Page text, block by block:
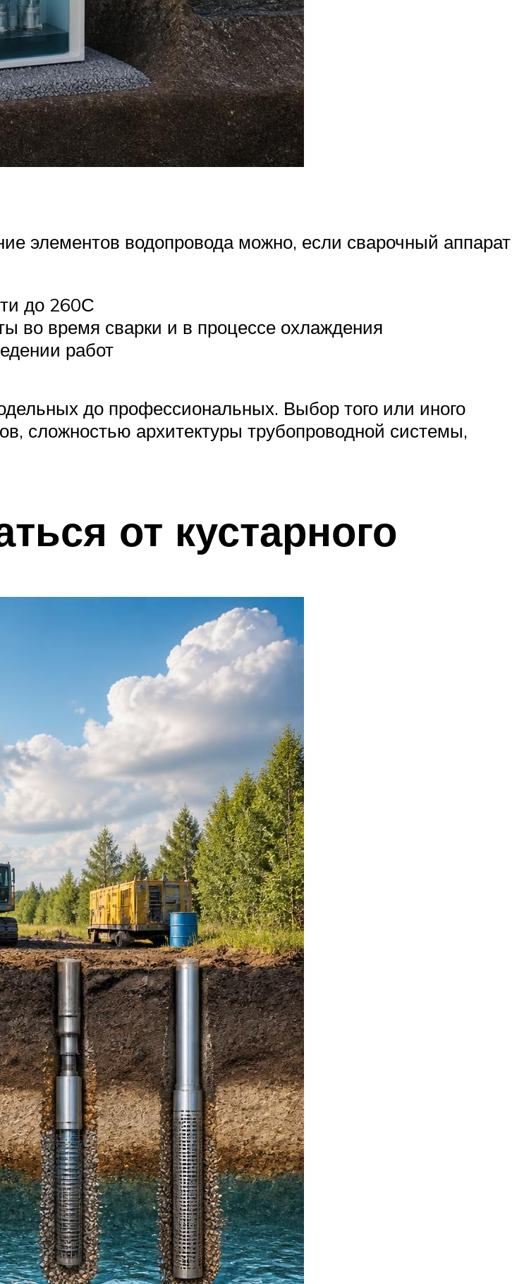
элементов водопровода можно, если сварочный аппарат
до 260С
во время сварки и в процессе охлаждения
работ
до профессиональных. Выбор того или иного
сложностью архитектуры трубопроводной системы,
от кустарного